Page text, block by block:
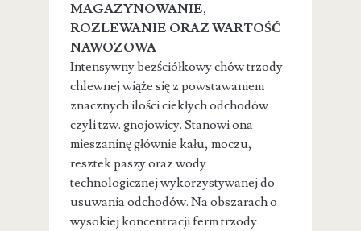
MAGAZYNOWANIE,
ROZLEWANIE ORAZ WARTOŚĆ
NAWOZOWA
Intensywny bezściółkowy chów trzody
chlewnej wiąże się z powstawaniem
znacznych ilości ciekłych odchodów
czyli tzw. gnojowicy. Stanowi ona
mieszaninę głównie kału, moczu,
resztek paszy oraz wody
technologicznej wykorzystywanej do
usuwania odchodów. Na obszarach o
wysokiej koncentracji ferm trzody